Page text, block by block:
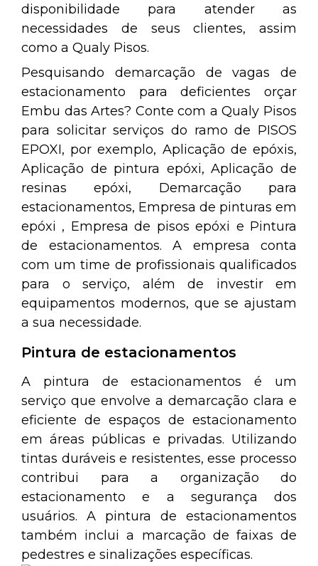
disponibilidade para atender as
necessidades de seus clientes, assim
como a Qualy Pisos.
Pesquisando demarcação de vagas de
estacionamento para deficientes orçar
Embu das Artes? Conte com a Qualy Pisos
para solicitar serviços do ramo de PISOS
EPOXI, por exemplo, Aplicação de epóxis,
Aplicação de pintura epóxi, Aplicação de
resinas epóxi, Demarcação para
estacionamentos, Empresa de pinturas em
epóxi , Empresa de pisos epóxi e Pintura
de estacionamentos. A empresa conta
com um time de profissionais qualificados
para o serviço, além de investir em
equipamentos modernos, que se ajustam
a sua necessidade.
Pintura de estacionamentos
A pintura de estacionamentos é um
serviço que envolve a demarcação clara e
eficiente de espaços de estacionamento
em áreas públicas e privadas. Utilizando
tintas duráveis e resistentes, esse processo
contribui para a organização do
estacionamento e a segurança dos
usuários. A pintura de estacionamentos
também inclui a marcação de faixas de
pedestres e sinalizações específicas.